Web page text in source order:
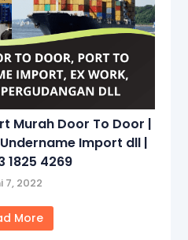
Murah Door To Door |
Import dll |
1825 4269
7, 2022
More